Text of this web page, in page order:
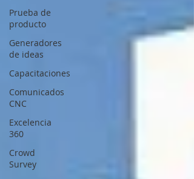
Prueba de
producto
Generadores
de ideas
Capacitaciones
Comunicados
CNC
Excelencia
360
Crowd
Survey